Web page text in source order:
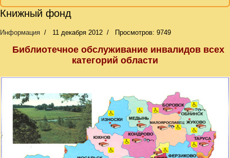
Книжный фонд
Информация 11 декабря 2012 Просмотров: 9749
Библиотечное обслуживание инвалидов всех
категорий области